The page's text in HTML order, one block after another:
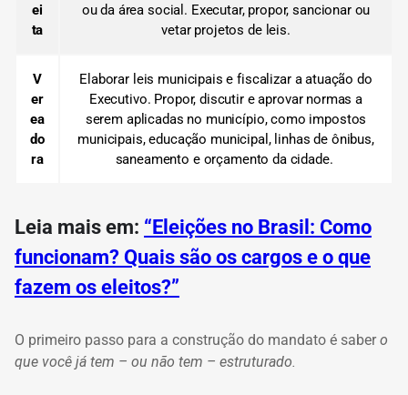
ei
ta
ou da área social. Executar, propor, sancionar ou
vetar projetos de leis.
V
er
ea
do
ra
Elaborar leis municipais e fiscalizar a atuação do
Executivo. Propor, discutir e aprovar normas a
serem aplicadas no município, como impostos
municipais, educação municipal, linhas de ônibus,
saneamento e orçamento da cidade.
Leia mais em: “Eleições no Brasil: Como
funcionam? Quais são os cargos e o que
fazem os eleitos?”
O primeiro passo para a construção do mandato é sabero
que você já tem – ou não tem – estruturado.